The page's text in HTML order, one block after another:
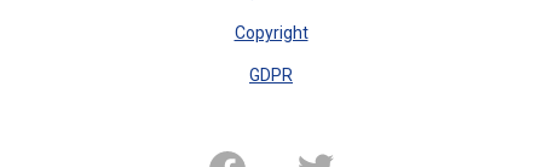
Copyright
GDPR